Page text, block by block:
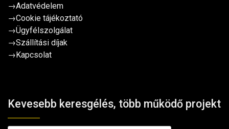
→Adatvédelem
→Cookie tájékoztató
→Ügyfélszolgálat
→Szállítási díjak
→Kapcsolat
Kevesebb keresgélés, több működő projekt